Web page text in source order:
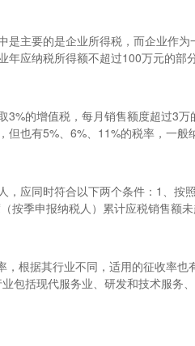
主要的是企业所得税，而企业作
应纳税所得额不超过100万元的部
得税纳税人，即指所有实行独立经
体企业；(3)私营企业；(4)联营企业
为以下两种：1、核定征收：按收入
按利润计算缴纳所得税计算公式为
小型微利企业，减按20%的税率征
、所得税的计算方式如下1、如果你
例x25%；2、如果你单位是查账征
。
的增值税，每月销售额度超过3万
也有5%、6%、11%的税率，一般
人。2、主要从事货物批发零售的
万以下的,商品流通企业年销售额
》第二十八条条例第十一条所称小
应税劳务为主，并兼营货物批发或
条第一款第(一)项规定以外的纳税人
人的年货物生产或者提供应税劳务
应同时符合以下两个条件：1、按
按季申报纳税人）累计应税销售额
关办理登记。具体登记办法由国务
理登记，不作为小规模纳税人，依
根据其行业不同，适用的征收率也
包括现代服务业、研发和技术服务